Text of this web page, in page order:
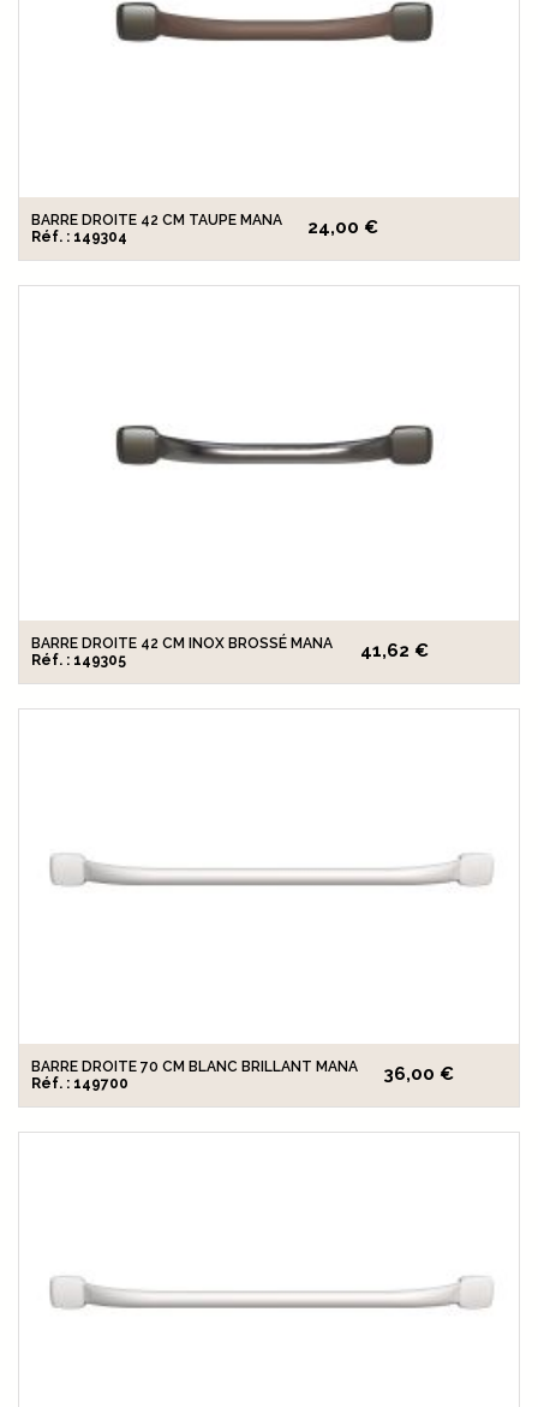
BARRE DROITE 42 CM TAUPE MANA
Réf. : 149304
24,00 €
BARRE DROITE 42 CM INOX BROSSÉ MANA
Réf. : 149305
41,62 €
BARRE DROITE 70 CM BLANC BRILLANT MANA
Réf. : 149700
36,00 €